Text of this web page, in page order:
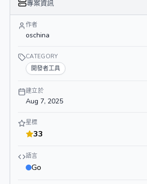
專案資訊
作者
oschina
CATEGORY
開發者工具
建立於
Aug 7, 2025
星標
33
語言
Go